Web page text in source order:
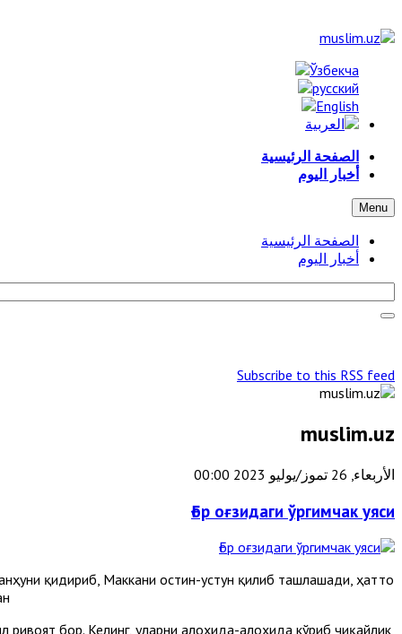
الصفحة الرئيسية
أخبار اليوم
Menu
الصفحة الرئيسية
أخبار اليوم
Subscribe to this RSS feed
muslim.uz
الأربعاء, 26 تموز/يوليو 2023 00:00
Ғор оғзидаги ўргимчак уяси
қидириб, Маккани остин-устун қилиб ташлашади, ҳатто